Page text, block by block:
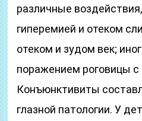
различные
гиперемией и отеком
отеком и зудом век;
поражением роговицы
Конъюнктивиты
глазной патологии. У